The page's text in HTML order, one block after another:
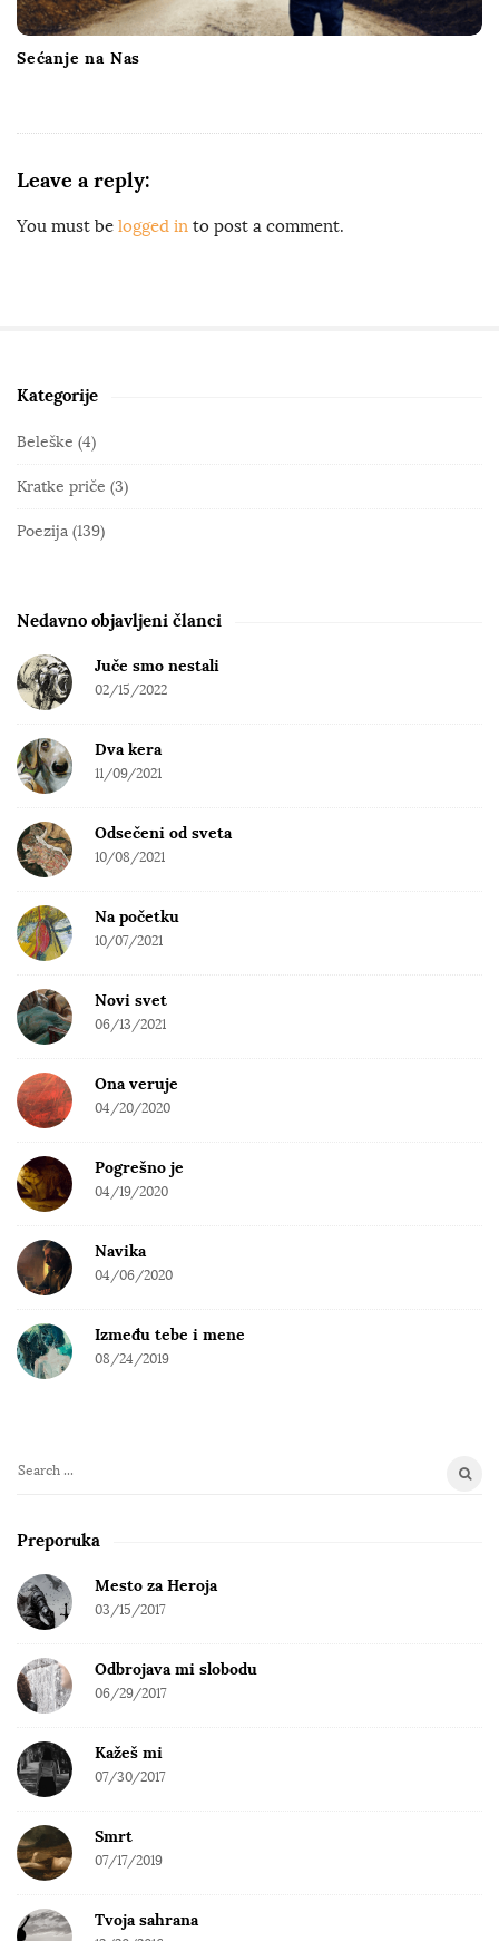
Sećanje na Nas
Leave a reply:
You must be logged in to post a comment.
S
i
e
S
e
a
r
Kategorije
Beleške (4)
Kratke priče (3)
Poezija (139)
Nedavno objavljeni članci
Juče smo nestali
02/15/2022
Dva kera
11/09/2021
Odsečeni od sveta
10/08/2021
Na početku
10/07/2021
Novi svet
06/13/2021
Ona veruje
04/20/2020
Pogrešno je
04/19/2020
Navika
04/06/2020
Između tebe i mene
08/24/2019
S
a
c
h
r
Preporuka
Mesto za Heroja
03/15/2017
Odbrojava mi slobodu
06/29/2017
Kažeš mi
07/30/2017
Smrt
07/17/2019
Tvoja sahrana